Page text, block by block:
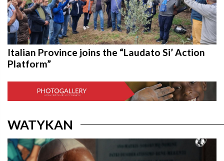
Italian Province joins the “Laudato Si’ Action
Platform”